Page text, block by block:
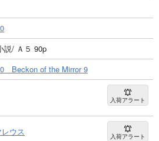
説/ Ａ５ 90p
Beckon of the Mirror 9
入荷アラート
ウス 入荷アラート